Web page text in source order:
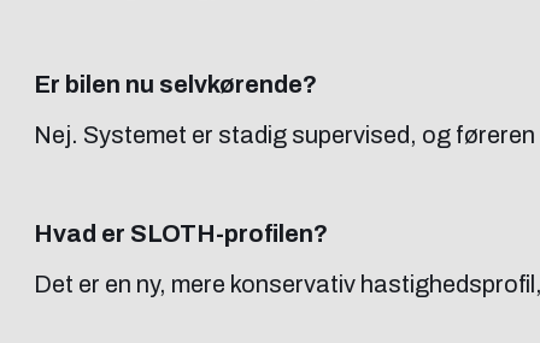
Er bilen nu selvkørende?
Nej. Systemet er stadig supervised, og
Hvad er SLOTH-profilen?
Det er en ny, mere konservativ